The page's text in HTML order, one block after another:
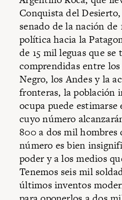
Conquista del
senado de la nación de
política hacia la
de 15 mil leguas que
comprendidas entre
Negro, los Andes y la
fronteras, la población
ocupa puede
cuyo número
800 a dos mil
número es bien
poder y a los medios
Tenemos seis mil
últimos inventos